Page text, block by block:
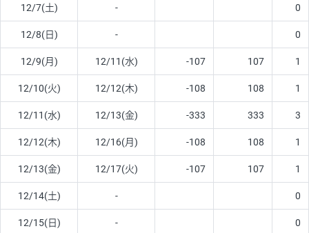
12/7(土) - 0
12/8(日) - 0
12/9(月) 12/11(水) -107 107 1
12/10(火) 12/12(木) -108 108 1
12/11(水) 12/13(金) -333 333 3
12/12(木) 12/16(月) -108 108 1
12/13(金) 12/17(火) -107 107 1
12/14(土) - 0
12/15(日) - 0